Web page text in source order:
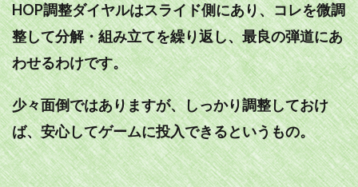
HOP調整ダイヤルはスライド側にあり、コレを微調
整して分解・組み立てを繰り返し、最良の弾道にあ
わせるわけです。
少々面倒ではありますが、しっかり調整しておけ
ば、安心してゲームに投入できるというもの。